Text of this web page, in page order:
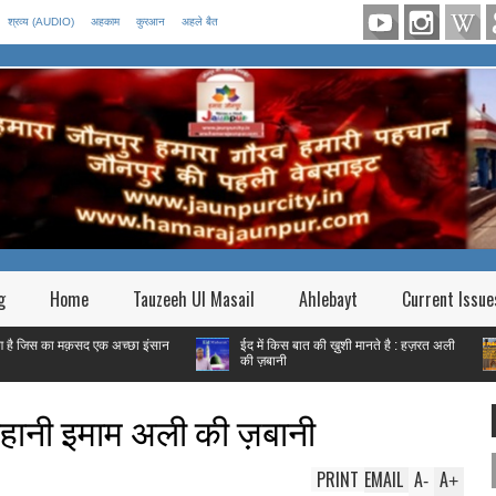
श्रव्य (AUDIO) अहकाम कुरआन अहले बैत
Home Tauzeeh Ul Masail Ahlebayt Current
एक अच्छा इंसान
ईद में किस बात की ख़ुशी मानते है : हज़रत अली
की ज़बानी
गरीब
इमाम अली की ज़बानी
A+
A-
EMAIL
PRINT